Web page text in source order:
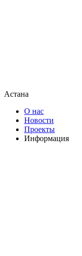
Астана
О нас
Новости
Проекты
Информация